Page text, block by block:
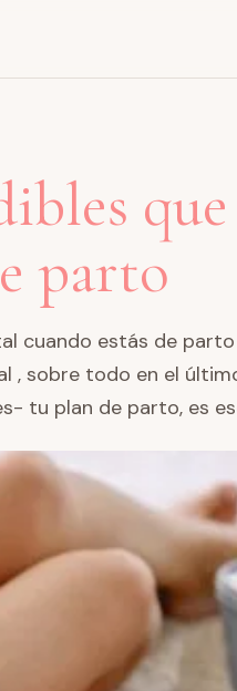
parto
cuando estás de
, sobre todo en el
tu plan de parto, es